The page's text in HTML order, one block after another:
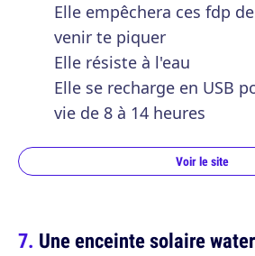
Elle empêchera ces fdp
venir te piquer
Elle résiste à l'eau
Elle se recharge en USB
vie de 8 à 14 heures
Voir le site
Une enceinte solaire